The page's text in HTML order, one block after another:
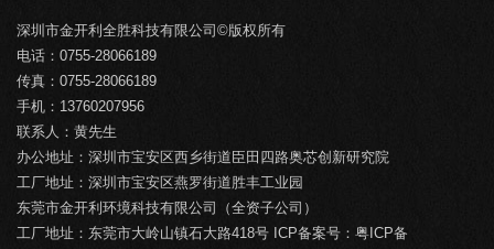
深圳市金开利全胜科技有限公司©版权所有
电话：0755-28066189
传真：0755-28066189
手机：13760207956
联系人：黄先生
办公地址：深圳市宝安区西乡街道臣田四路奥芯创新研究院
工厂地址：深圳市宝安区燕罗街道胜丰工业园
东莞市金开利环境科技有限公司（全资子公司）
工厂地址：东莞市大岭山镇石大路418号 ICP备案号： 粤ICP备